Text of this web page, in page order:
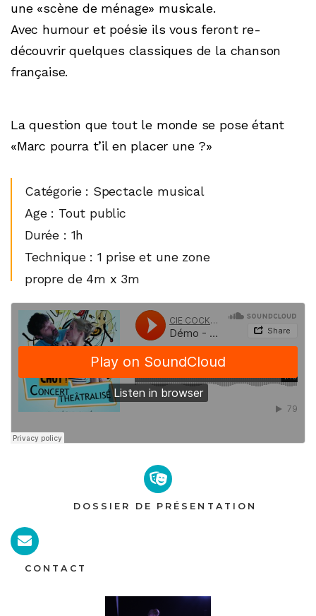
une «scène de ménage» musicale.
Avec humour et poésie ils vous feront re-
découvrir quelques classiques de la chanson
française.
La question que tout le monde se pose étant
«Marc pourra t’il en placer une ?»
Catégorie : Spectacle musical
Age : Tout public
Durée : 1h
Technique : 1 prise et une zone
propre de 4m x 3m
DOSSIER DE PRÉSENTATION
CONTACT